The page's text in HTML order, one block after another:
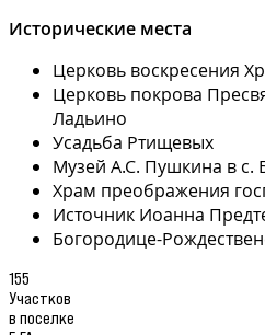
Исторические места
Церковь воскресения
Церковь покрова
Ладьино
Усадьба Ртищевых
Музей А.С. Пушкина в с.
Храм преображения
Источник Иоанна
Богородице-
155
Участков
в поселке